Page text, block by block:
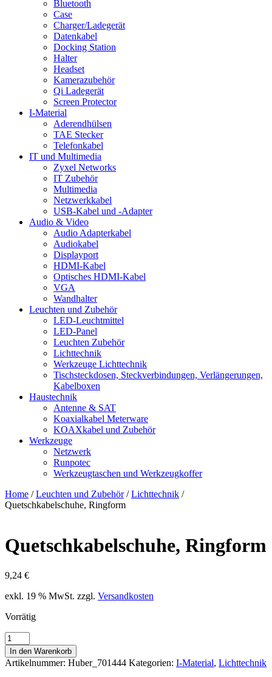
Bluetooth
Case
Charger/Ladegerät
Datenkabel
Docking Station
Halter
Headset
Kamerazubehör
Qi Ladegerät
Screen Protector
I-Material
Aderendhülsen
TAE Stecker
Telefonkabel
IT und Multimedia
Zyxel Networks
IT Zubehör
Multimedia
Netzwerkkabel
USB-Kabel und -Adapter
Audio & Video
Audio Adapterkabel
Audiokabel
Displayport
HDMI-Kabel
Optisches HDMI-Kabel
VGA
Wandhalter
Leuchten und Zubehör
LED-Leuchtmittel
LED-Panel
Leuchten Zubehör
Lichttechnik
Werkzeuge Lichttechnik
Tischsteckdosen, Steckverbindungen, Verlängerungen,
Kabelboxen
Haustechnik
Antenne & SAT
Koaxialkabel Meterware
KOAXkabel und Zubehör
Werkzeuge
Netzwerk
Runpotec
Werkzeugtaschen und Werkzeugkoffer
Home /Leuchten und Zubehör/Lichttechnik /
Quetschkabelschuhe, Ringform
Quetschkabelschuhe, Ringform
9,24 €
exkl. 19 % MwSt. zzgl. Versandkosten
Vorrätig
Quetschkabelschuhe,
Ringform
Menge
In den Warenkorb
Artikelnummer: Huber_701444 Kategorien: I-Material, Lichttechnik